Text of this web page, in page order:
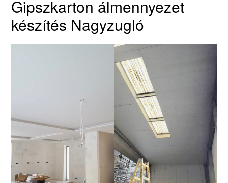
Gipszkarton álmennyezet
készítés Nagyzugló